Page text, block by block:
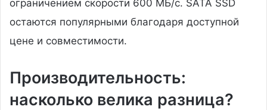
ограничением скорости 600 МБ/с. SATA SSD
остаются популярными благодаря доступной
цене и совместимости.
Производительность:
насколько велика разница?